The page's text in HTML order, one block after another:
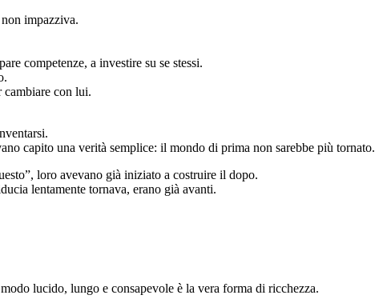
impazziva.
competenze, a investire su se stessi.
cambiare con lui.
capito una verità semplice: il mondo di prima non sarebbe più tornato.
loro avevano già iniziato a costruire il dopo.
lentamente tornava, erano già avanti.
lucido, lungo e consapevole è la vera forma di ricchezza.